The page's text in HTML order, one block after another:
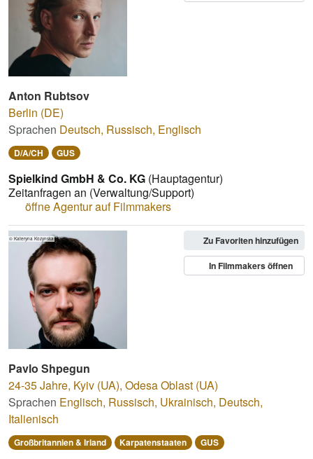
Berlin (DE)
Sprachen Deutsch, Russisch, Englisch
D/A/CH GUS
Anton Rubtsov
Spielkind GmbH & Co. KG (Hauptagentur)
Zeitanfragen an (Verwaltung/Support)
öffne Agentur auf Filmmakers
Zu Favoriten hinzufügen
In Filmmakers öffnen
© Kateryna Kozynska
24-35 Jahre, Kyiv (UA), Odesa Oblast (UA)
Sprachen Englisch, Russisch, Ukrainisch, Deutsch,
Italienisch
Großbritannien & Irland Karpatenstaaten GUS
Pavlo Shpegun